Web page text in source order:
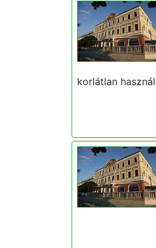
korlátlan